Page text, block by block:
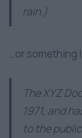
rain.)
…or something
The XYZ
1971, and
to the